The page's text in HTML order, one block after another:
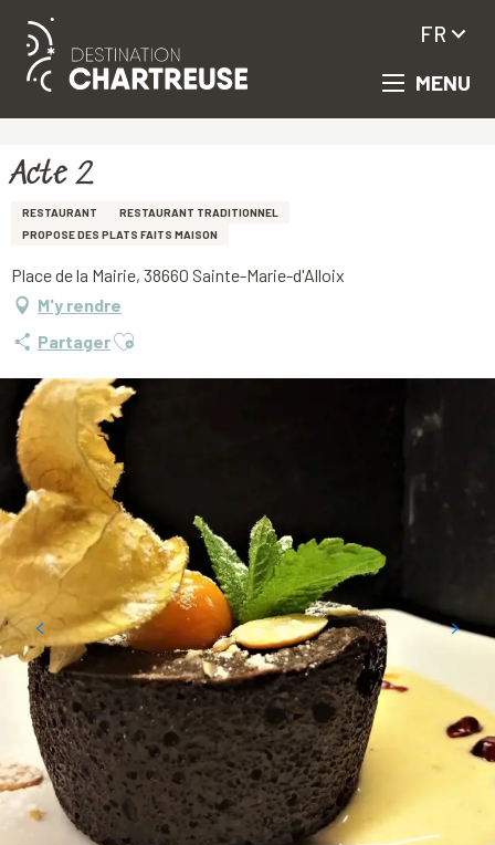
Aller
principal
MENU
FR
Acte 2
RESTAURANT
RESTAURANT TRADITIONNEL
PROPOSE DES PLATS FAITS MAISON
Place de la Mairie, 38660 Sainte-Marie-d'Alloix
M'y rendre
PartagerAjouter aux favoris